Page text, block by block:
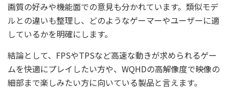
画質の好みや機能面での意見も分かれています。類似モデ
ルとの違いも整理し、どのようなゲーマーやユーザーに適
しているかを明確にします。
結論として、FPSやTPSなど高速な動きが求められるゲー
ムを快適にプレイしたい方や、WQHDの高解像度で映像の
細部まで楽しみたい方に向いている製品と言えます。